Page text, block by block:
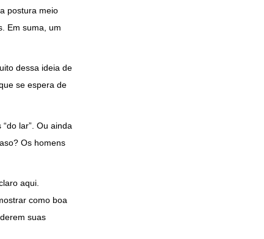
postura meio
Em suma, um
dessa ideia de
se espera de
lar”. Ou ainda
Os homens
aqui.
como boa
suas